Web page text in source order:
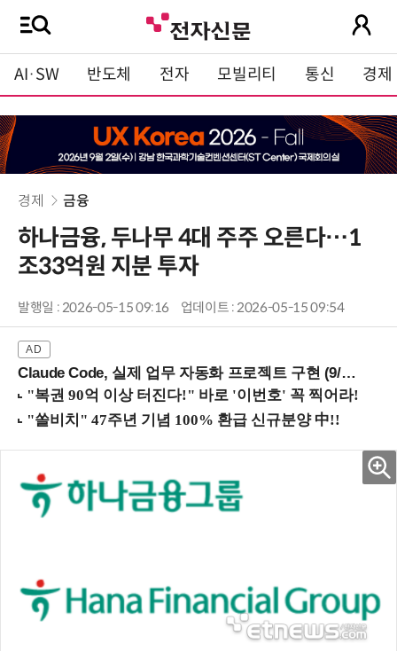
AI·SW 반도체 전자 모빌리티 통신 경제
경제 금융
하나금융, 두나무 4대 주주 오른다…1
조33억원 지분 투자
발행일 : 2026-05-15 09:16 업데이트 : 2026-05-15 09:54
Claude Code, 실제 업무 자동화 프로젝트 구현 (9/16 ~17 강남역)